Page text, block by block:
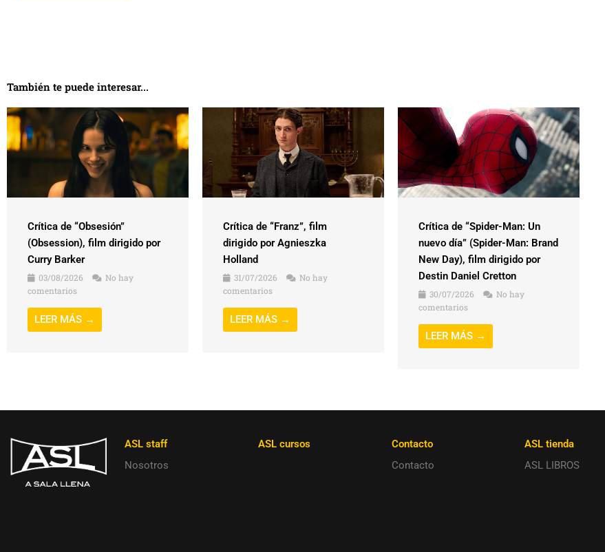
También te puede interesar...
Crítica de “Obsesión”
(Obsession), film dirigido por
Curry Barker
03/08/2026
No hay
comentarios
LEER MÁS →
Crítica de “Franz”, film
dirigido por Agnieszka
Holland
31/07/2026
No hay
comentarios
LEER MÁS →
Crítica de “Spider-Man: Un
nuevo día” (Spider-Man: Brand
New Day), film dirigido por
Destin Daniel Cretton
30/07/2026
No hay
comentarios
LEER MÁS →
ASL staff
Nosotros
ASL cursos
Contacto
Contacto
ASL tienda
ASL LIBROS